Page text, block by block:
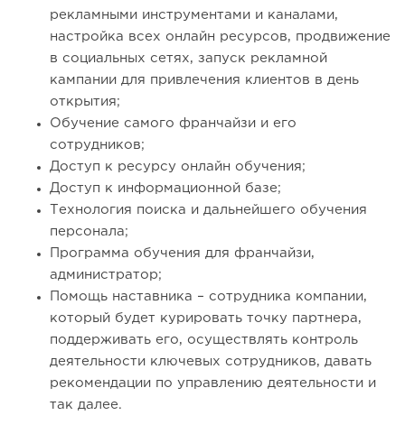
рекламными инструментами и каналами,
настройка всех онлайн ресурсов, продвижение
в социальных сетях, запуск рекламной
кампании для привлечения клиентов в день
открытия;
Обучение самого франчайзи и его
сотрудников;
Доступ к ресурсу онлайн обучения;
Доступ к информационной базе;
Технология поиска и дальнейшего обучения
персонала;
Программа обучения для франчайзи,
администратор;
Помощь наставника – сотрудника компании,
который будет курировать точку партнера,
поддерживать его, осуществлять контроль
деятельности ключевых сотрудников, давать
рекомендации по управлению деятельности и
так далее.